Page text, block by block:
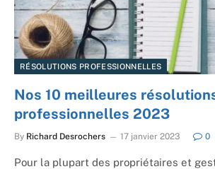
RÉSOLUTIONS PROFESSIONNELLES
Nos 10 meilleures
professionnelles 2023
By Richard Desrochers 17 janvier 2023 0
Pour la plupart des propriétaires et